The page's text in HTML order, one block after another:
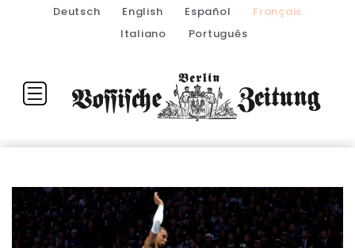
Deutsch English Español
Français
Italiano
Português